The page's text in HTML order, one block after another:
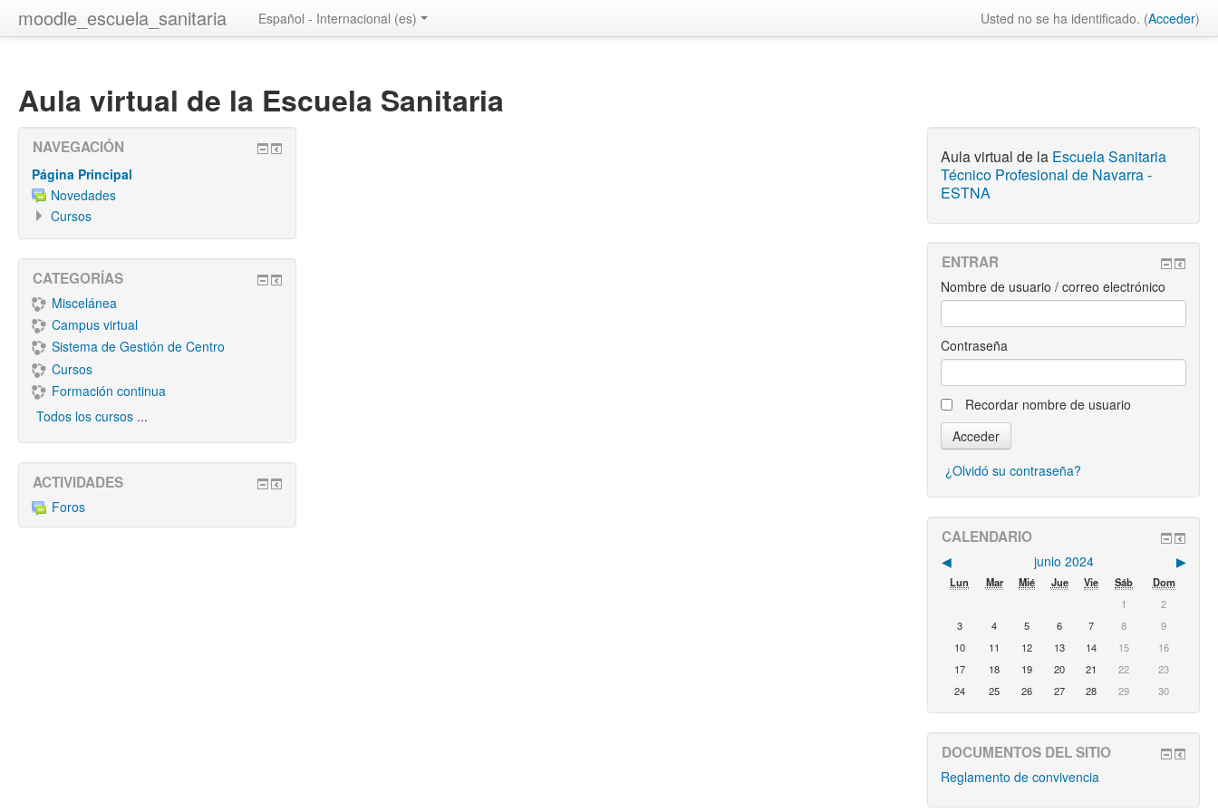
moodle_escuela_sanitaria Usted no se ha identificado. (Acceder)
Español - Internacional ‎(es)‎
Aula virtual de la Escuela Sanitaria
NAVEGACIÓN
Página Principal
Novedades
Cursos
CATEGORÍAS
Miscelánea
Campus virtual
Sistema de Gestión de Centro
Cursos
Formación continua
Todos los cursos ...
ACTIVIDADES
Foros
Aula virtual de la Escuela Sanitaria
Técnico Profesional de Navarra -
ESTNA
ENTRAR
Nombre de usuario / correo electrónico
Contraseña
Recordar nombre de usuario
¿Olvidó su contraseña?
CALENDARIO
◀︎ junio 2024 ▶︎
Lun Mar Mié Jue Vie Sáb
Dom
1
2
3
4 5 6 7 8
9
10
11 12 13 14 15
16
17
18 19 20 21 22
23
24
25 26 27 28 29 30
DOCUMENTOS DEL SITIO
Reglamento de convivencia